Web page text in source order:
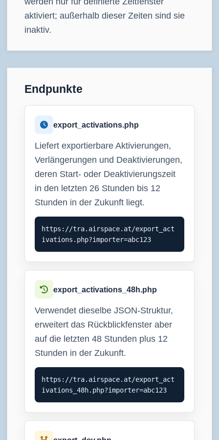
aktiviert; außerhalb dieser Zeiten sind sie
inaktiv.
Endpunkte
export_activations.php
Liefert exportierbare Aktivierungen,
Verlängerungen und Deaktivierungen,
deren Start- oder Deaktivierungszeit
in den letzten 26 Stunden bis 12
Stunden in der Zukunft liegt.
https://tra.airspace.at/export_act
ivations.php?importer=abc123
export_activations_48h.php
Verwendet dieselbe JSON-Struktur,
erweitert das Rückblickfenster aber
auf die letzten 48 Stunden plus 12
Stunden in der Zukunft.
https://tra.airspace.at/export_act
ivations_48h.php?importer=abc123